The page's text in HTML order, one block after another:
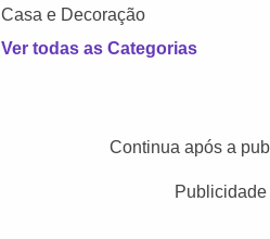
Casa e Decoração
Ver todas as Categorias
Continua após a
Publicidade